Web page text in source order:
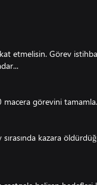
etmelisin. Görev
macera görevini tamamla.
kazara